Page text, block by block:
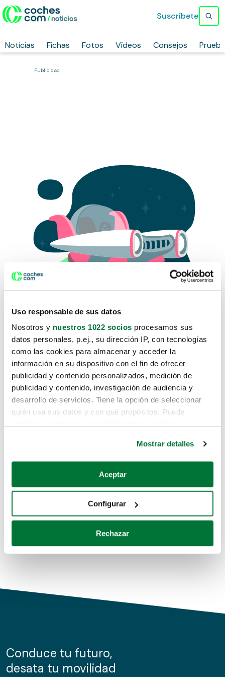
Uso responsable de sus datos
Nosotros y nuestros 1022 socios procesamos sus
datos personales, p.ej., su dirección IP, con tecnologías
como las cookies para almacenar y acceder la
información en su dispositivo con el fin de ofrecer
publicidad y contenido personalizados, medición de
publicidad y contenido, investigación de audiencia y
desarrollo de servicios. Tiene la opción de seleccionar
quién usa sus datos y con qué propósitos. Puede
Si lo permite, también quisiéramos:
Recopilar información sobre su ubicación geográfica
Identificar su dispositivo analizándolo activamente
para buscar características específicas (huellas
Obtenga más información sobre cómo se procesan sus
de cookies.
información sobre el uso que haga del sitio web con
nuestros partners de redes sociales, publicidad y análisis
Mostrar detalles
Aceptar
Configurar
Rechazar
Noticias Fichas Fotos Vídeos Consejos
Suscríbete
Publicidad
Lo sentimos, no sabemos como
te hemos traido hasta aquí.
Pero puedes encontrar el coche que estás
buscando en alguno de estos enlaces:
Coches de segunda mano
Coches de km0
Conduce tu futuro,
desata tu movilidad